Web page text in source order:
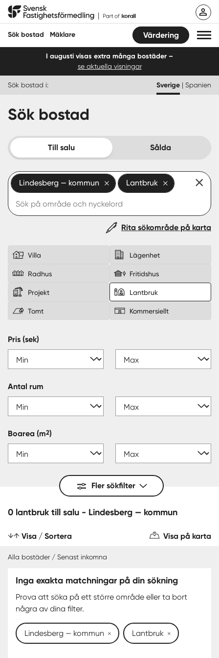
Hoppa
Svensk Fastighetsförmedling
Sök bostad Mäklare Värdering
Sälja
Köpa
Start
Logga in
I augusti visas extra många bostäder –
se aktuella visningar
Sök bostad i: Sverige | Spanien
Sök bostad
Till salu Sålda
Lindesberg — kommun Lantbruk
Rita sökområde på karta
Villa Lägenhet
Radhus Fritidshus
Projekt Lantbruk
Tomt Kommersiellt
Pris (sek)
Antal rum
Boarea (m2)
Fler sökfilter
0 lantbruk till salu - Lindesberg — kommun
Visa / Sortera Visa på karta
Alla bostäder / Senast inkomna
Inga exakta matchningar på din sökning
Prova att söka på ett större område eller ta bort
några av dina filter.
Lindesberg — kommun Lantbruk